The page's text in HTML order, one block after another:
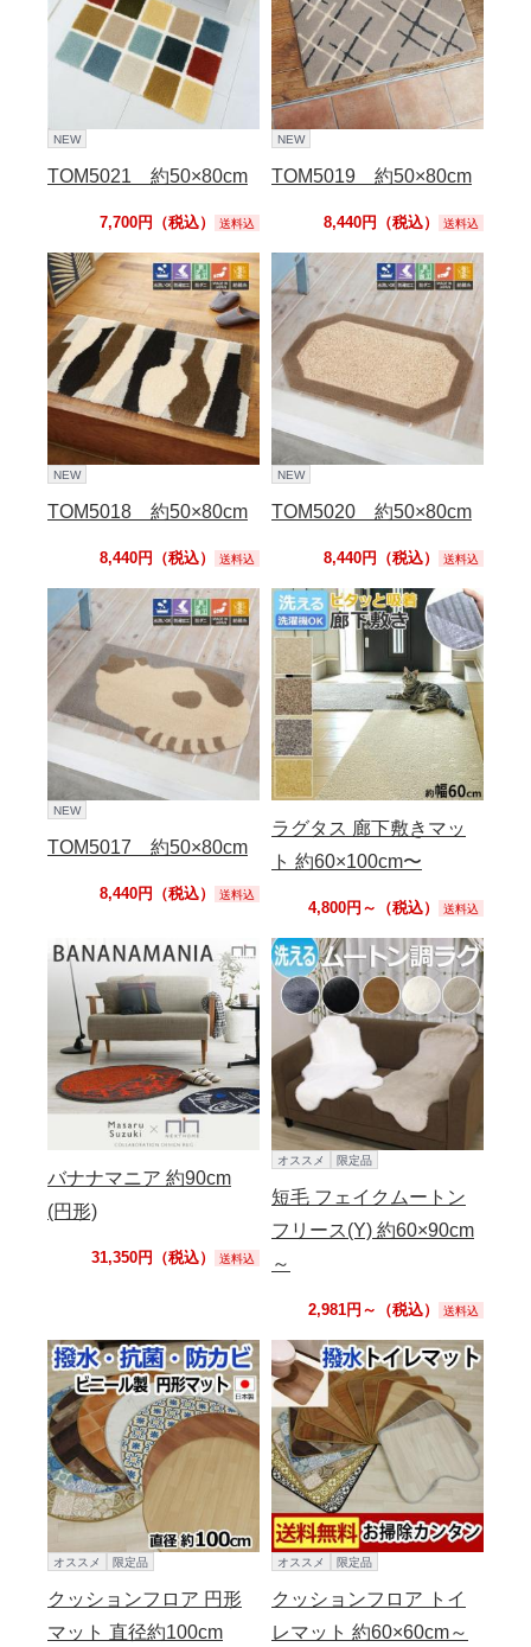
NEW
TOM5021 約50×80cm
7,700円（税込） 送料込
NEW
TOM5019 約50×80cm
8,440円（税込） 送料込
NEW
TOM5018 約50×80cm
8,440円（税込） 送料込
NEW
TOM5020 約50×80cm
8,440円（税込） 送料込
NEW
TOM5017 約50×80cm
8,440円（税込） 送料込
ラグタス 廊下敷きマッ
ト 約60×100cm〜
4,800円～（税込） 送料込
バナナマニア 約90cm
(円形)
31,350円（税込） 送料込
オススメ 限定品
短毛 フェイクムートン
フリース(Y) 約60×90cm
～
2,981円～（税込） 送料込
オススメ 限定品
クッションフロア 円形
マット 直径約100cm
オススメ 限定品
クッションフロア トイ
レマット 約60×60cm～